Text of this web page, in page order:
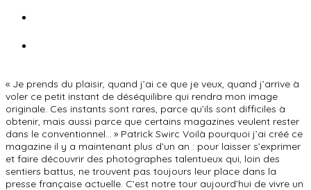
« Je prends du plaisir, quand j’ai ce que je veux, quand j’arrive à
voler ce petit instant de déséquilibre qui rendra mon image
originale. Ces instants sont rares, parce qu’ils sont difficiles à
obtenir, mais aussi parce que certains magazines veulent rester
dans le conventionnel… » Patrick Swirc Voilà pourquoi j’ai créé ce
magazine il y a maintenant plus d’un an : pour laisser s’exprimer
et faire découvrir des photographes talentueux qui, loin des
sentiers battus, ne trouvent pas toujours leur place dans la
presse française actuelle. C’est notre tour aujourd’hui de vivre un